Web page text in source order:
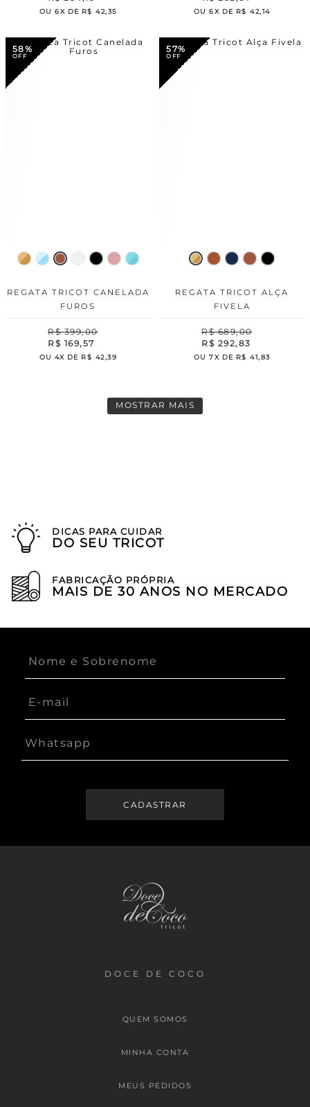
OU 6X DE R$ 42,35 OU 6X DE R$ 42,14
58%
REGATA TRICOT CANELADA
FUROS
R$ 399,00
R$ 169,57
OU 4X DE R$ 42 ,39
57%
REGATA TRICOT ALÇA
FIVELA
R$ 689,00
R$ 292,83
OU 7X DE R$ 41,83
MOSTRAR MAIS
DICAS PARA CUIDAR
DO SEU TRICOT
FABRICAÇÃO PRÓPRIA
MAIS DE 30 ANOS NO MERCADO
DOCE DE COCO
QUEM SOMOS
MINHA CONTA
MEUS PEDIDOS